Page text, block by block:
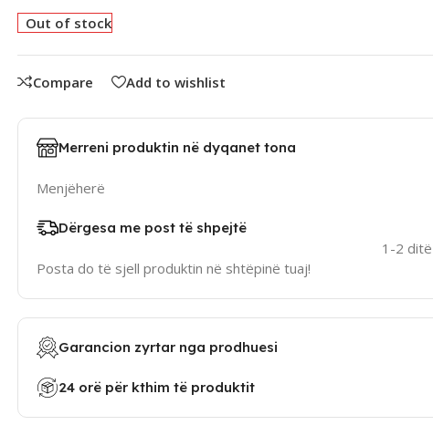
Out of stock
Compare Add to wishlist
Merreni produktin në dyqanet tona
Menjëherë
Dërgesa me post të shpejtë
Posta do të sjell produktin në shtëpinë tuaj!
1-2 ditë
Garancion zyrtar nga prodhuesi
24 orë për kthim të produktit